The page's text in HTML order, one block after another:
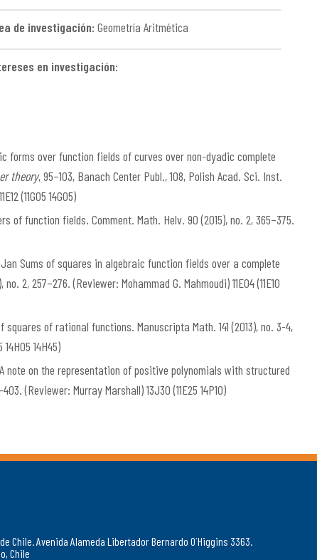
de investigación: Geometría Aritmética
en investigación:
forms over function fields of curves over non-dyadic complete
theory, 95–103, Banach Center Publ., 108, Polish Acad. Sci. Inst.
(11G05 14G05)
of function fields. Comment. Math. Helv. 90 (2015), no. 2, 365–375.
Sums of squares in algebraic function fields over a complete
2, 257–276. (Reviewer: Mohammad G. Mahmoudi) 11E04 (11E10
of rational functions. Manuscripta Math. 141 (2013), no. 3-4,
14H45)
note on the representation of positive polynomials with structured
(Reviewer: Murray Marshall) 13J30 (11E25 14P10)
Chile. Avenida Alameda Libertador Bernardo O`Higgins 3363.
Chile